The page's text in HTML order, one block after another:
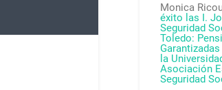
Monica
éxito las I.
Seguridad
Toledo:
la
Asociación
Seguridad